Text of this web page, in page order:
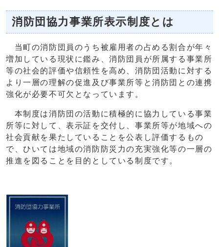
消防団協力事業所表示制度とは
当町の消防団員のうち被雇用者の占める割合が年々
増加している現状に鑑み、消防団員が所属する事業所
等の社会的評価や信頼性を高め、消防団活動に対する
より一層の理解の促進及び事業所等と消防団との連携
強化が必要不可欠となっています。
本制度は消防団の活動に積極的に協力している事業
所等に対して、表示証を交付し、事業所等が地域への
社会貢献を果たしていることを公表し評価するもの
で、ひいては地域の消防防災力の充実強化等の一層の
推進を図ることを目的としている制度です。